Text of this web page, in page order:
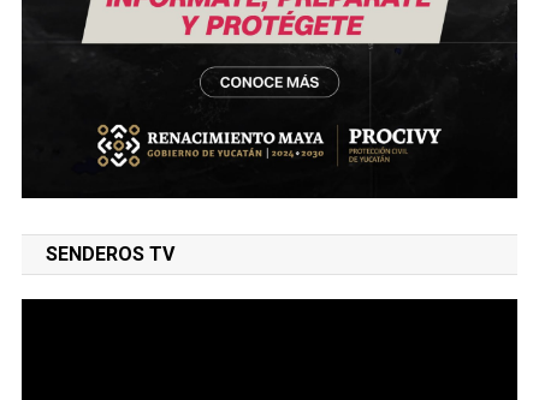
SENDEROS TV